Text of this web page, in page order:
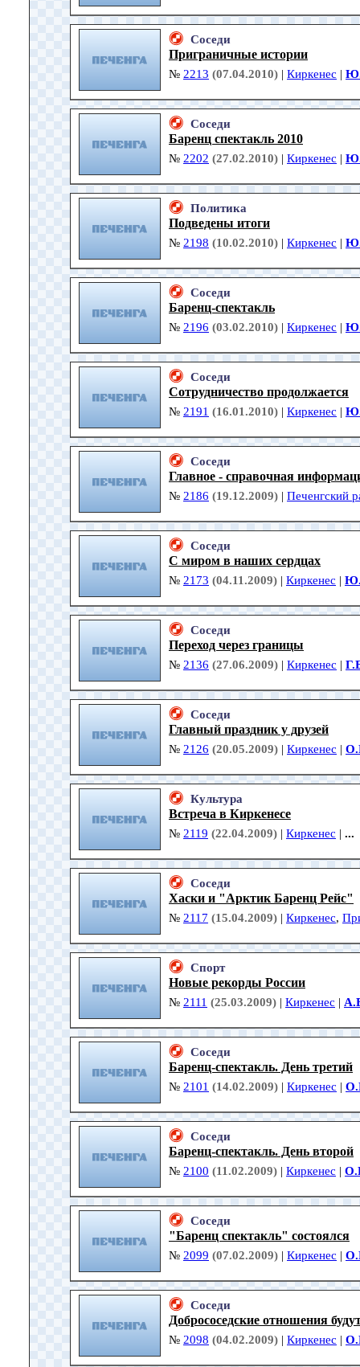
Соседи
Приграничные истории
№ 2213 (07.04.2010) | Киркенес |
Соседи
Баренц спектакль 2010
№ 2202 (27.02.2010) | Киркенес |
Политика
Подведены итоги
№ 2198 (10.02.2010) | Киркенес |
Соседи
Баренц-спектакль
№ 2196 (03.02.2010) | Киркенес |
Соседи
Сотрудничество продолжается
№ 2191 (16.01.2010) | Киркенес |
Соседи
Главное - справочная
№ 2186 (19.12.2009) | Печенгский
Соседи
С миром в наших сердцах
№ 2173 (04.11.2009) | Киркенес |
Соседи
Переход через границы
№ 2136 (27.06.2009) | Киркенес |
Соседи
Главный праздник у друзей
№ 2126 (20.05.2009) | Киркенес |
Культура
Встреча в Киркенесе
№ 2119 (22.04.2009) | Киркенес | ...
Соседи
Хаски и "Арктик Баренц Рейс"
№ 2117 (15.04.2009) | Киркенес,
Спорт
Новые рекорды России
№ 2111 (25.03.2009) | Киркенес |
Соседи
Баренц-спектакль. День третий
№ 2101 (14.02.2009) | Киркенес |
Соседи
Баренц-спектакль. День второй
№ 2100 (11.02.2009) | Киркенес |
Соседи
"Баренц спектакль" состоялся
№ 2099 (07.02.2009) | Киркенес |
Соседи
Добрососедские отношения
№ 2098 (04.02.2009) | Киркенес |